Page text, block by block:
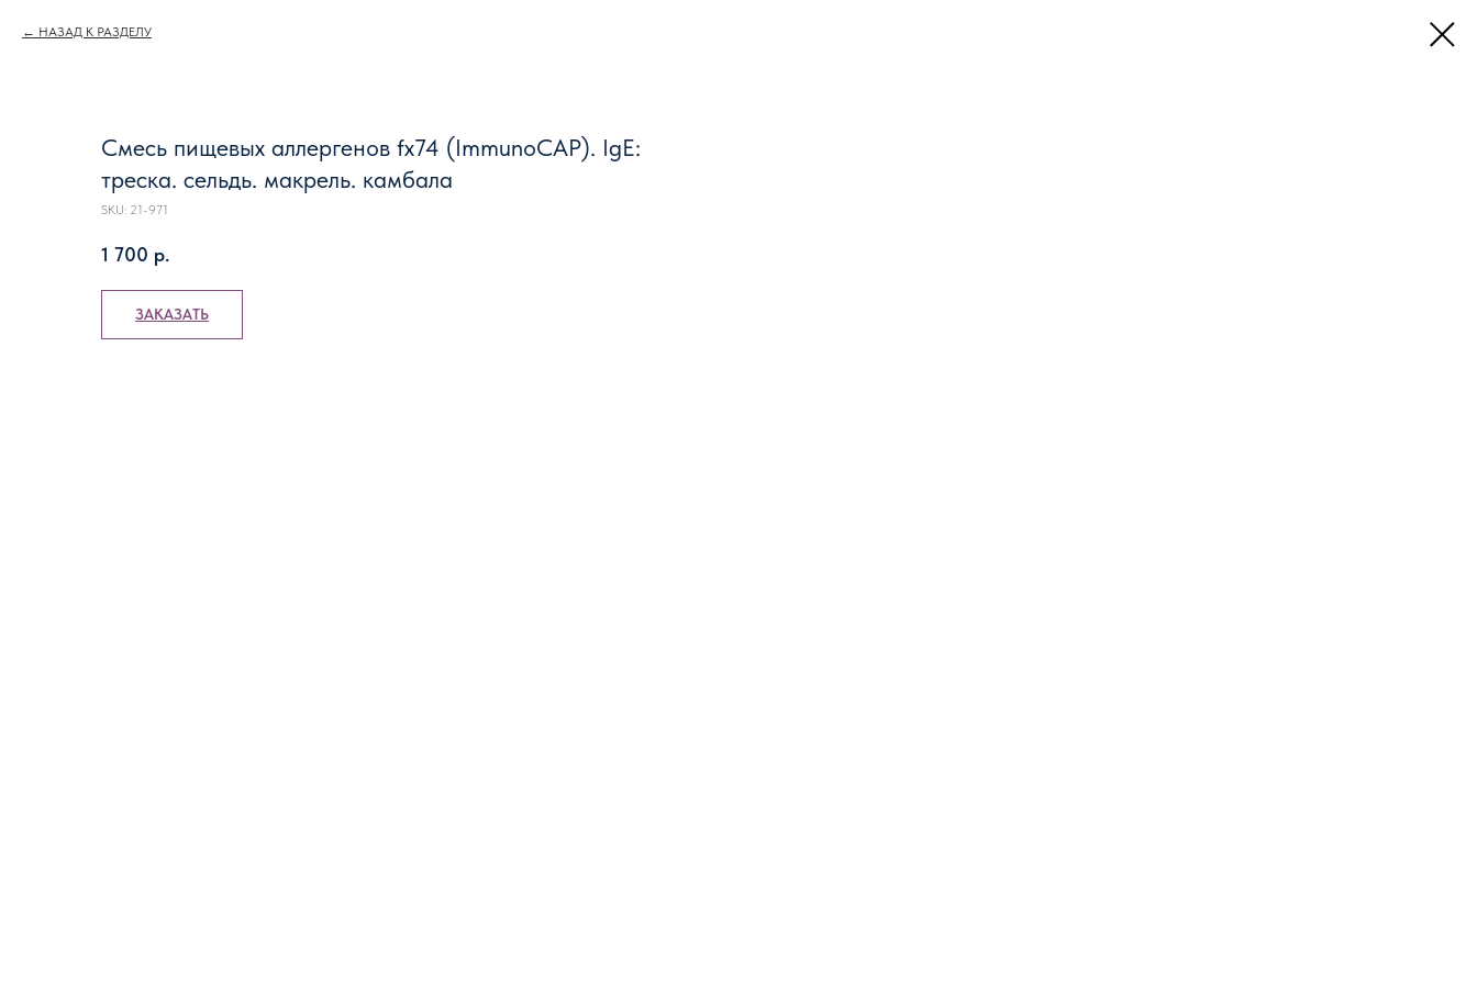
НАЗАД К РАЗДЕЛУ
Смесь пищевых аллергенов fx74 (ImmunoCAP). IgE:
треска. сельдь. макрель. камбала
SKU: 21-971
1 700 р.
ЗАКАЗАТЬ